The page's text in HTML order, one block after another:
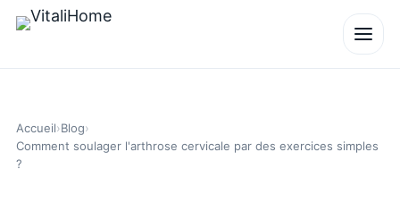
Accueil›Blog›
Comment soulager l'arthrose cervicale par des exercices simples
?